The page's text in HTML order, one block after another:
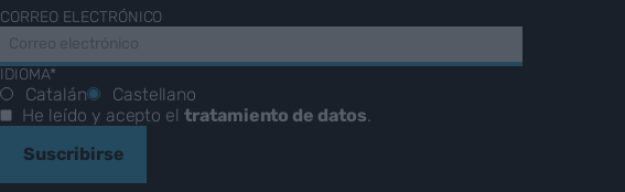
CORREO ELECTRÓNICO
IDIOMA*
Catalán
Castellano
He leído y acepto eltratamiento de datos.
Suscribirse